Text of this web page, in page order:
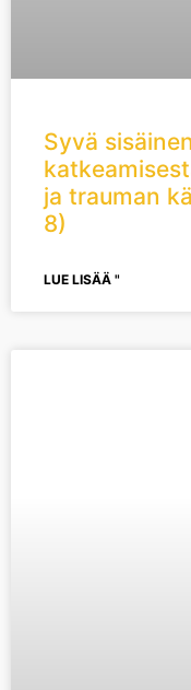
Syvä
ja trauman
8)
LUE LISÄÄ "